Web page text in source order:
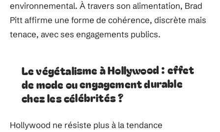
environnemental. À travers son alimentation, Brad
Pitt affirme une forme de cohérence, discrète mais
tenace, avec ses engagements publics.
Le végétalisme à Hollywood : effet
de mode ou engagement durable
chez les célébrités ?
Hollywood ne résiste plus à la tendance